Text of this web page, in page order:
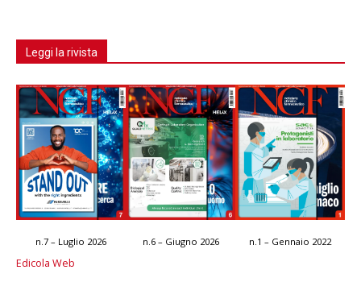
Leggi la rivista
n.7 – Luglio 2026 n.6 – Giugno 2026 n.1 – Gennaio 2022
Edicola Web